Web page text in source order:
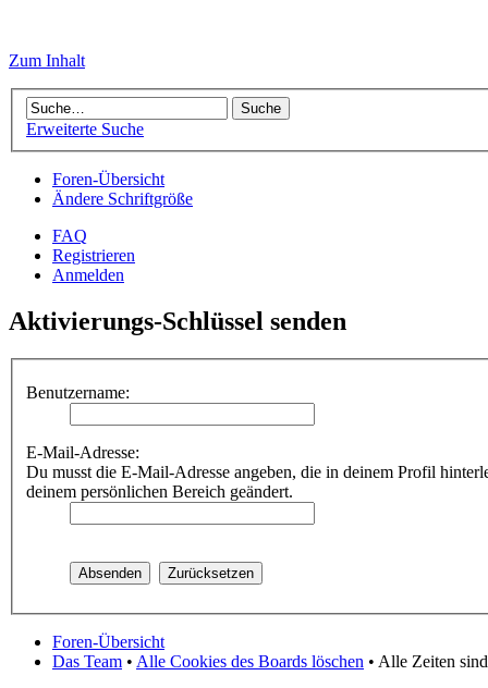
Zum Inhalt
Erweiterte Suche
Foren-Übersicht
Ändere Schriftgröße
FAQ
Registrieren
Anmelden
Aktivierungs-Schlüssel senden
Benutzername:
E-Mail-Adresse:
Du musst die E-Mail-Adresse angeben, die in deinem Profil
deinem persönlichen Bereich geändert.
Foren-Übersicht
Das Team • Alle Cookies des Boards löschen • Alle Zeiten